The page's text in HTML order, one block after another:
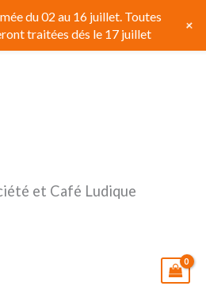
et Café Ludique
du 02 au 16 juillet. Toutes
traitées dés le 17 juillet
+